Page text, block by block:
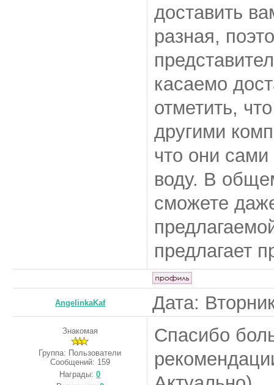
доставить
разная,
касаемо
отметить,
другими
что они
воду. В
сможете
предлагает
AngelinkaKaf Дата:
Знакомая
Группа: Пользователи
Сообщений: 159
Награды:0
Спасибо